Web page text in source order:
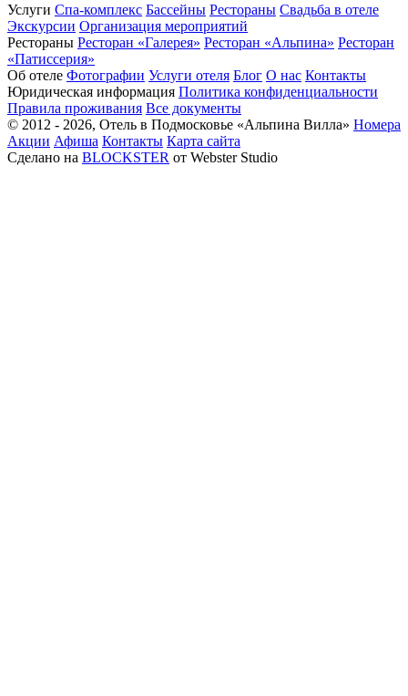
Услуги Спа-комплекс Бассейны Рестораны Свадьба в отеле
Экскурсии Организация мероприятий
Рестораны Ресторан «Галерея» Ресторан «Альпина» Ресторан
«Патиссерия»
Об отеле Фотографии Услуги отеля Блог О нас Контакты
Юридическая информация Политика конфиденциальности
Правила проживания Все документы
© 2012 - 2026, Отель в Подмосковье «Альпина Вилла» Номера
Акции Афиша Контакты Карта сайта
Сделано на BLOCKSTER от Webster Studio